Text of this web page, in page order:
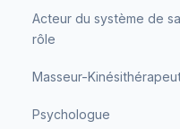
Acteur du système de
rôle
Masseur-
Psychologue